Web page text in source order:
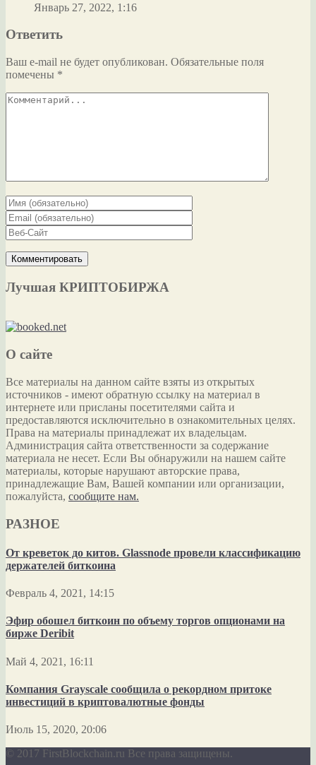
Январь 27, 2022, 1:16
Ответить
Ваш e-mail не будет опубликован. Обязательные поля
помечены *
Лучшая КРИПТОБИРЖА
О сайте
Все материалы на данном сайте взяты из открытых
источников - имеют обратную ссылку на материал в
интернете или присланы посетителями сайта и
предоставляются исключительно в ознакомительных целях.
Права на материалы принадлежат их владельцам.
Администрация сайта ответственности за содержание
материала не несет. Если Вы обнаружили на нашем сайте
материалы, которые нарушают авторские права,
принадлежащие Вам, Вашей компании или организации,
пожалуйста, сообщите нам.
РАЗНОЕ
От креветок до китов. Glassnode провели классификацию
держателей биткоина
Февраль 4, 2021, 14:15
Эфир обошел биткоин по объему торгов опционами на
бирже Deribit
Май 4, 2021, 16:11
Компания Grayscale сообщила о рекордном притоке
инвестиций в криптовалютные фонды
Июль 15, 2020, 20:06
© 2017 FirstBlockchain.ru Все права защищены.